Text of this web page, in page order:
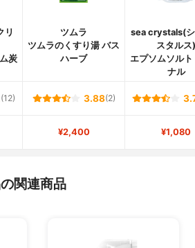
リ
炭
ツムラ
ツムラのくすり湯 バス
ハーブ
sea crystals(
スタルス)
エプソムソルト
ナル
(12) 3.88(2)
¥2,400 ¥1,080
関連商品